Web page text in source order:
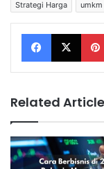
Strategi Harga umkm
Facebook X
Related